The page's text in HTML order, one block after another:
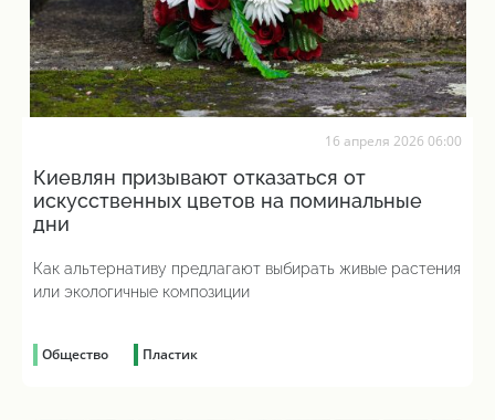
16 апреля 2026 06:00
Киевлян призывают отказаться от
искусственных цветов на поминальные
дни
Как альтернативу предлагают выбирать живые растения
или экологичные композиции
Общество Пластик